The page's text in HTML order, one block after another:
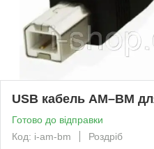
USB кабель AM–BM
Готово до відправки
Код: i-am-bm
Роздріб